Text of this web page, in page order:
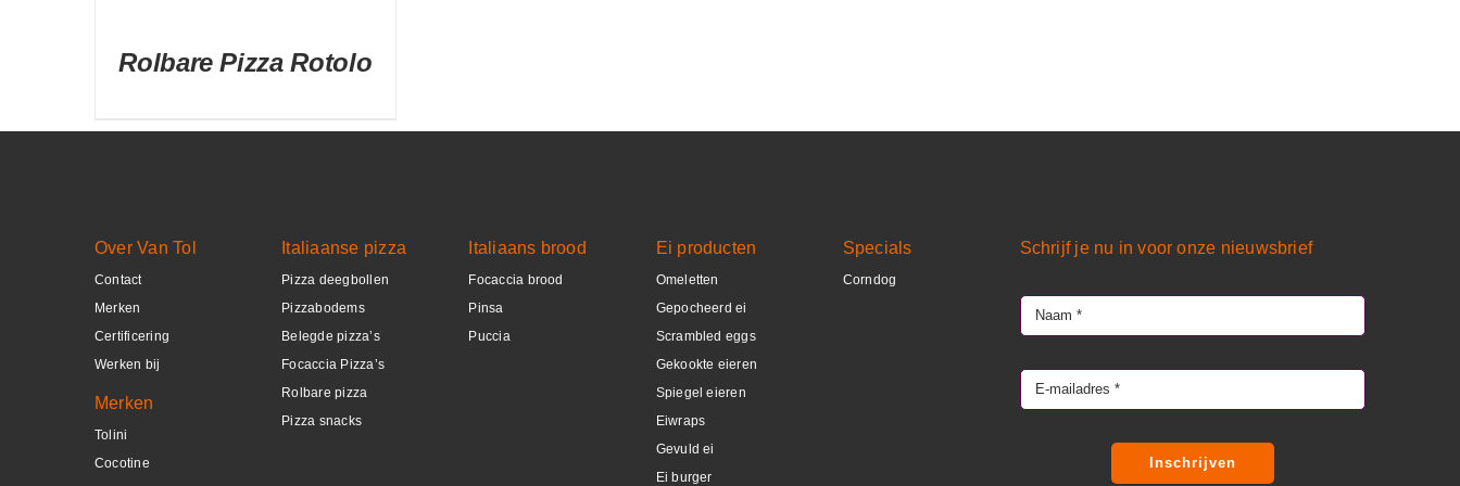
Rolbare Pizza Rotolo
Over Van Tol
Contact
Merken
Certificering
Werken bij
Merken
Tolini
Cocotine
Italiaanse pizza
Pizza deegbollen
Pizzabodems
Belegde pizza’s
Focaccia Pizza’s
Rolbare pizza
Pizza snacks
Italiaans brood
Focaccia brood
Pinsa
Puccia
Ei producten
Omeletten
Gepocheerd ei
Scrambled eggs
Gekookte eieren
Spiegel eieren
Eiwraps
Gevuld ei
Ei burger
Specials
Corndog
Schrijf je nu in voor onze nieuwsbrief
Inschrijven